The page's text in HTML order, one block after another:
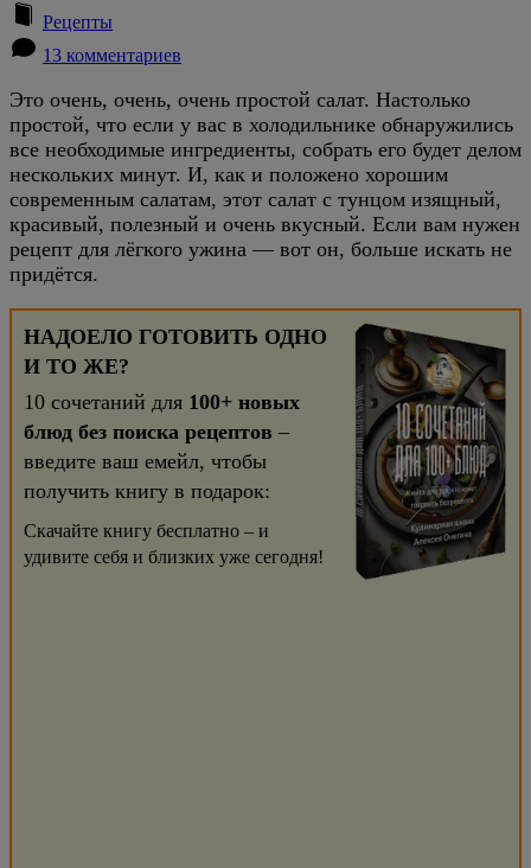
Рецепты
13 комментариев
Это очень, очень, очень простой салат. Настолько
простой, что если у вас в холодильнике обнаружились
все необходимые ингредиенты, собрать его будет делом
нескольких минут. И, как и положено хорошим
современным салатам, этот салат с тунцом изящный,
красивый, полезный и очень вкусный. Если вам нужен
рецепт для лёгкого ужина — вот он, больше искать не
придётся.
НАДОЕЛО ГОТОВИТЬ ОДНО
И ТО ЖЕ?
10 сочетаний для 100+ новых
блюд без поиска рецептов –
введите ваш емейл, чтобы
получить книгу в подарок:
Скачайте книгу бесплатно – и
удивите себя и близких уже сегодня!